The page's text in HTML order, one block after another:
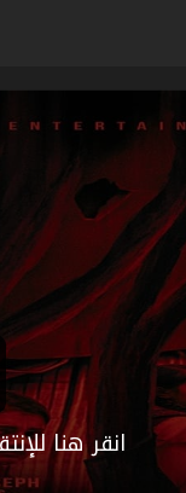
انقر هنا